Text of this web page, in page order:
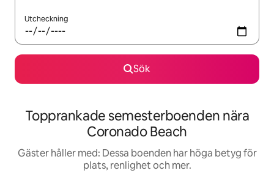
Utcheckning
Sök
Topprankade semesterboenden nära
Coronado Beach
Gäster håller med: Dessa boenden har höga betyg för
plats, renlighet och mer.